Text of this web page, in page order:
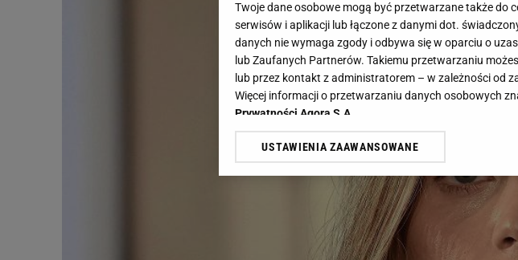
Twoje dane osobowe mogą być przetwarzane także
serwisów i aplikacji lub łączone z danymi dot.
danych nie wymaga zgody i odbywa się w oparciu o
lub Zaufanych Partnerów. Takiemu przetwarzaniu
lub przez kontakt z administratorem – w zależności od
Więcej informacji o przetwarzaniu danych osobowych
Prywatności Agora S.A.
Klikając „Akceptuję” wyrażasz też zgodę na
Zaufanych Partnerów i Agora S.A. na Twoim
dotyczące plików cookie, wywołując narzędzie do
odnośnik „Ustawienia prywatności ” w stopce serwisu i
plików cookie możliwa jest także za pomocą ustawień
My, nasi Zaufani Partnerzy i Agora S.A. możemy
USTAWIENIA ZAAWANSOWANE